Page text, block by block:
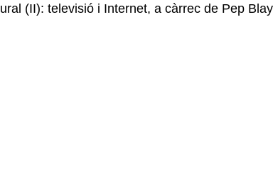
(II): televisió i Internet, a càrrec de Pep